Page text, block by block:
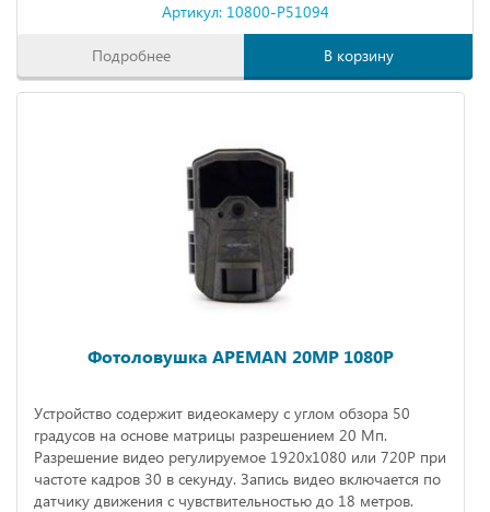
Артикул: 10800-P51094
Подробнее В корзину
Фотоловушка APEMAN 20MP 1080P
Устройство содержит видеокамеру с углом обзора 50
градусов на основе матрицы разрешением 20 Мп.
Разрешение видео регулируемое 1920х1080 или 720Р при
частоте кадров 30 в секунду. Запись видео включается по
датчику движения с чувствительностью до 18 метров.